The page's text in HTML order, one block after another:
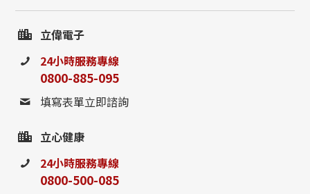
立偉電子
24小時服務專線
0800-885-095
填寫表單立即諮詢
立心健康
24小時服務專線
0800-500-085